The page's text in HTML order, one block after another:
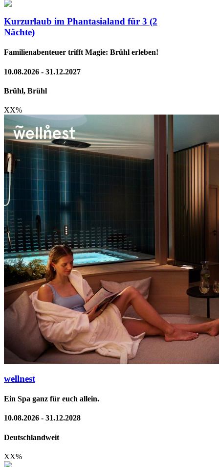
Kurzurlaub im Phantasialand für 3 (2
Nächte)
Familienabenteuer trifft Magie: Brühl erleben!
10.08.2026 - 31.12.2027
Brühl, Brühl
XX%
wellnest
Ein Spa ganz für euch allein.
10.08.2026 - 31.12.2028
Deutschlandweit
XX%